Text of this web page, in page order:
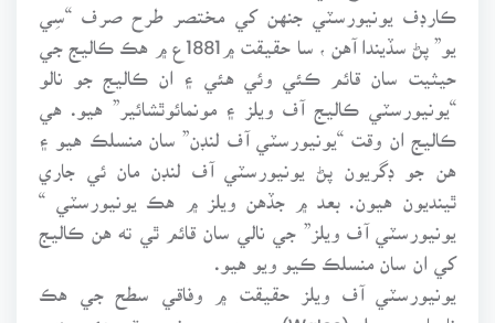
ڪارڊف يونيورسٽي جنهن کي مختصر طرح صرف “سِي
يو” پڻ سڏيندا آهن ، سا حقيقت ۾1881ع ۾ هڪ ڪاليج جي
حيثيت سان قائم ڪئي وئي هئي ۽ ان ڪاليج جو نالو
“يونيورسٽي ڪاليج آف ويلز ۽ مونمائوٿشائير” هيو. هي
ڪاليج ان وقت “يونيورسٽي آف لنڊن” سان منسلڪ هيو ۽
هن جو ڊگريون پڻ يونيورسٽي آف لنڊن مان ئي جاري
ٿينديون هيون. بعد ۾ جڏهن ويلز ۾ هڪ يونيورسٽي “
يونيورسٽي آف ويلز” جي نالي سان قائم ٿي ته هن ڪاليج
کي ان سان منسلڪ ڪيو ويو هيو.
يونيورسٽي آف ويلز حقيقت ۾ وفاقي سطح جي هڪ
نامياري ۽ ويلز (Wales) جي پهرين يونيورسٽي هئي جنهن